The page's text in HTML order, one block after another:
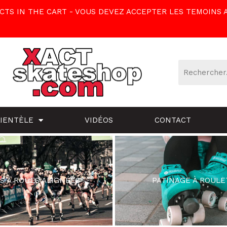
IN THE CART - VOUS DEVEZ ACCEPTER LES
VIDÉOS CONTACT
À ROUES ALIGNÉES PATINAGE À